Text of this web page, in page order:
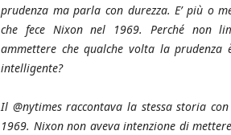
prudenza ma parla con durezza. E’ più o
che fece Nixon nel 1969. Perché non
ammettere che qualche volta la prudenza
intelligente?
Il @nytimes raccontava la stessa storia
1969. Nixon non aveva intenzione di